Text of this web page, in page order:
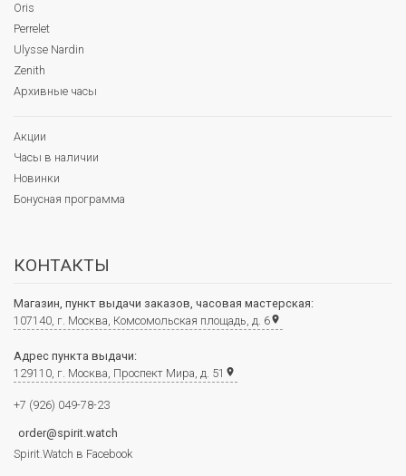
Oris
Perrelet
Ulysse Nardin
Zenith
Архивные часы
Акции
Часы в наличии
Новинки
Бонусная программа
КОНТАКТЫ
Магазин, пункт выдачи заказов, часовая мастерская:
107140, г. Москва, Комсомольская площадь, д. 6place
Адрес пункта выдачи:
129110, г. Москва, Проспект Мира, д. 51 place
+7 (926) 049-78-23
order@spirit.watch
Spirit.Watch в Facebook